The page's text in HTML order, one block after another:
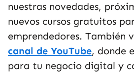
nuestras novedades,
nuevos cursos gratuitos
emprendedores. También
canal de YouTube, donde
para tu negocio digital y